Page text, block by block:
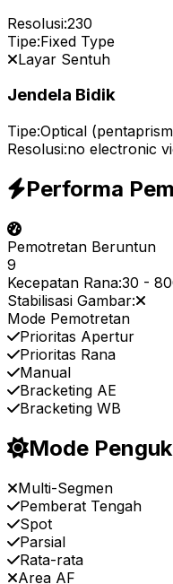
Resolusi:230
Tipe:Fixed Type
Layar Sentuh
Jendela Bidik
Tipe:Optical
Resolusi:no electronic
Performa
Pemotretan Beruntun
9
Kecepatan Rana:30 -
Stabilisasi Gambar:
Mode Pemotretan
Prioritas Apertur
Prioritas Rana
Manual
Bracketing AE
Bracketing WB
Mode
Multi-Segmen
Pemberat Tengah
Spot
Parsial
Rata-rata
Area AF